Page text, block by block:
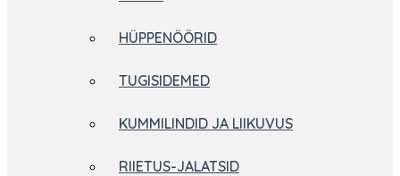
HÜPPENÖÖRID
TUGISIDEMED
KUMMILINDID JA LIIKUVUS
RIIETUS-JALATSID